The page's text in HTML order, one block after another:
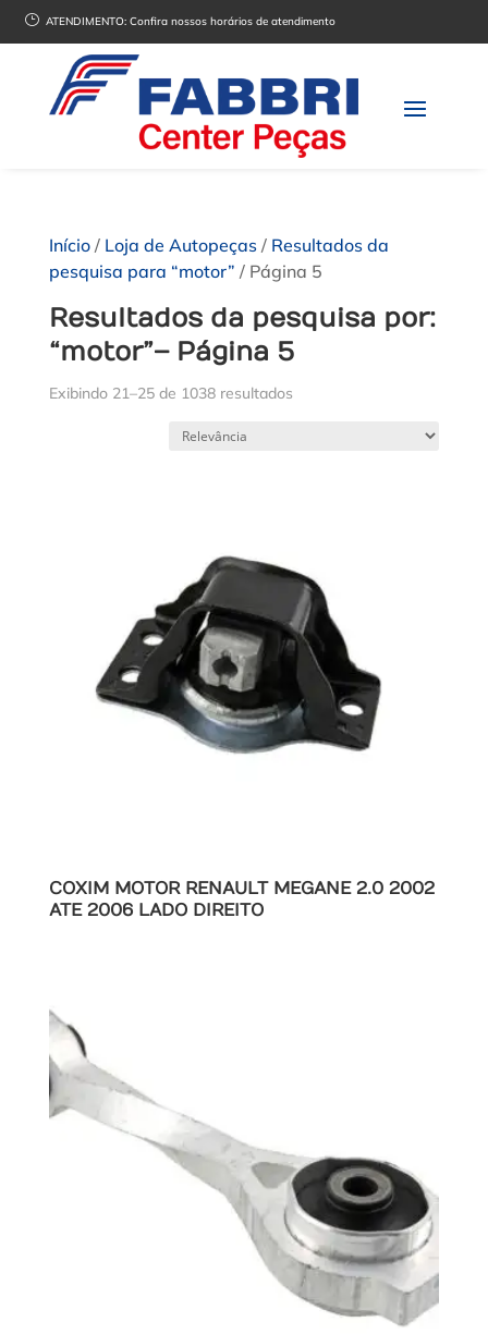
} ATENDIMENTO:Confira nossos horários de atendimento
Início/ Loja de Autopeças/ Resultados da
pesquisa para “motor” / Página 5
Resultados da pesquisa por:
“motor” – Página 5
Exibindo 21–25 de 1038 resultados
COXIM MOTOR RENAULT MEGANE 2.0 2002
ATE 2006 LADO DIREITO